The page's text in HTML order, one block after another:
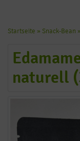
Startseite » Snack-Bean »
naturell